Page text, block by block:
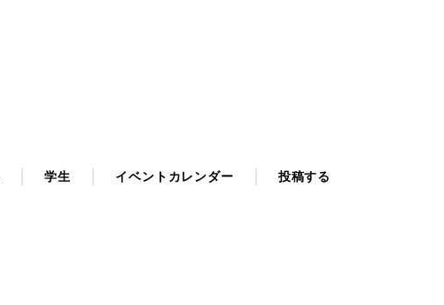
学生 イベントカレンダー 投稿する